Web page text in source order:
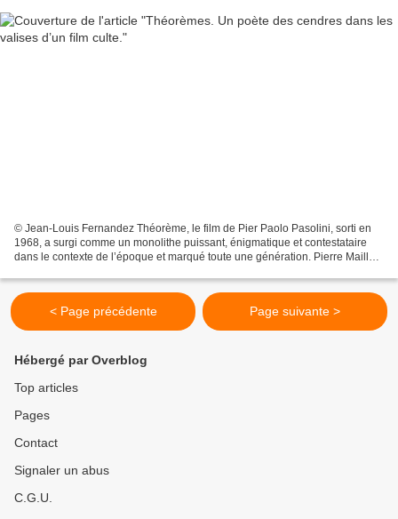
© Jean-Louis Fernandez Théorème, le film de Pier Paolo Pasolini, sorti en
1968, a surgi comme un monolithe puissant, énigmatique et contestataire
dans le contexte de l’époque et marqué toute une génération. Pierre Maillet
< Page précédente Page suivante >
Hébergé par Overblog
Top articles
Pages
Contact
Signaler un abus
C.G.U.